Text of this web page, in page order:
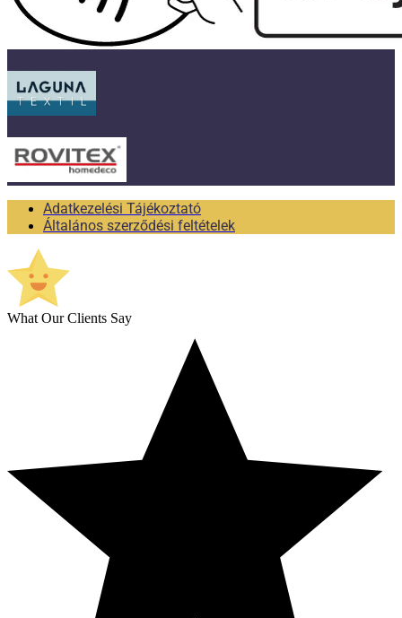
Adatkezelési Tájékoztató
Általános szerződési feltételek
What Our Clients Say